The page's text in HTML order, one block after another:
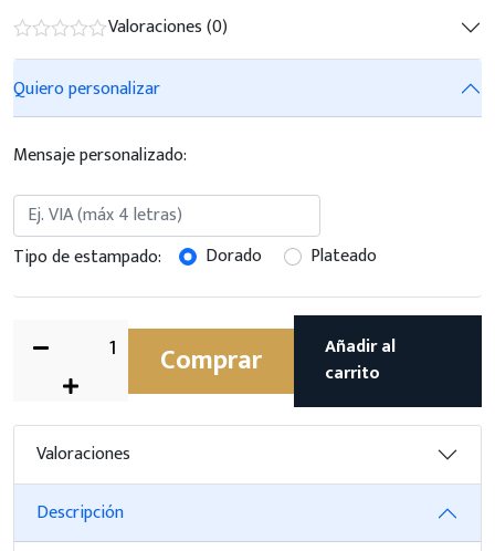
Valoraciones (0)
Quiero personalizar
Mensaje personalizado:
Tipo de estampado: Dorado Plateado
Comprar
Añadir al
carrito
Valoraciones
Descripción